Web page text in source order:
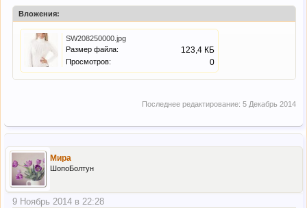
Вложения:
SW208250000.jpg
Размер файла:
123,4 КБ
Просмотров: 0
Последнее редактирование: 5 Декабрь 2014
Мира
ШопоБолтун
9 Ноябрь 2014 в 22:28